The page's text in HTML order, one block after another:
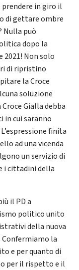
in giro il
di gettare ombre
Nulla può
dopo la
2021! Non solo
di ripristino
la Croce
soluzione
Gialla debba
in cui saranno
finita
ad una vicenda
un servizio di
i cittadini della
il PD a
politico unito
della nuova
la
e per quanto di
per il rispetto e il